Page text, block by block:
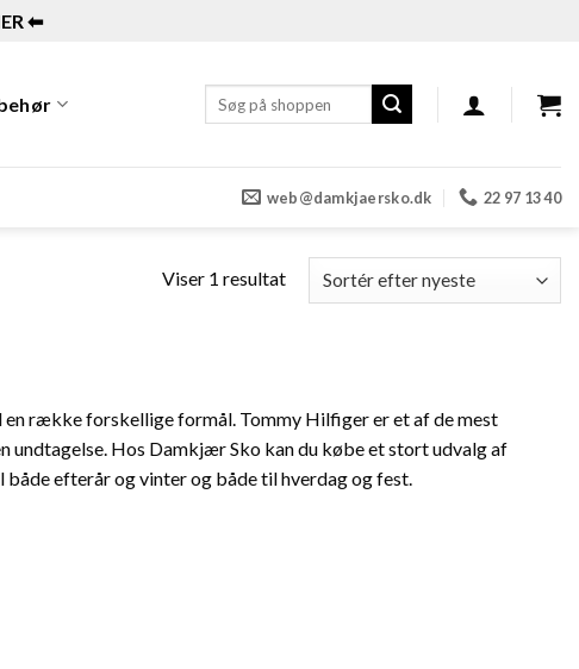
⬅︎
efter:
web@damkjaersko.dk 22 97 13 40
Viser 1 resultat
række forskellige formål. Tommy Hilfiger er et af de mest
undtagelse. Hos Damkjær Sko kan du købe et stort udvalg af
efterår og vinter og både til hverdag og fest.